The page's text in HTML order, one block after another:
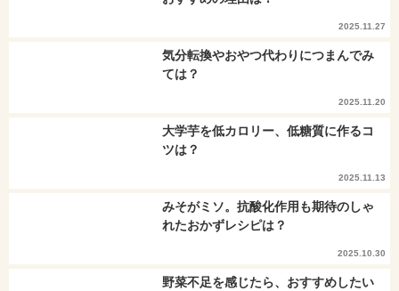
2025.11.27
気分転換やおやつ代わりにつまんでみ
ては？
2025.11.20
大学芋を低カロリー、低糖質に作るコ
ツは？
2025.11.13
みそがミソ。抗酸化作用も期待のしゃ
れたおかずレシピは？
2025.10.30
野菜不足を感じたら、おすすめしたい